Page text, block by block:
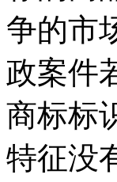
争的市
政案件
商标标
特征没